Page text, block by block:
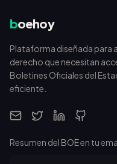
boehoy
Plataforma diseñada para
derecho que necesitan
Boletines Oficiales del
eficiente.
Resumen del BOE en tu